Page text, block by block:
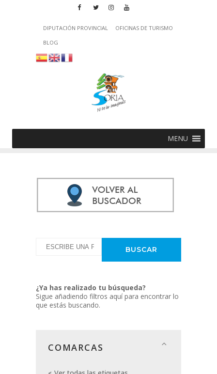
DIPUTACIÓN PROVINCIAL
OFICINAS DE TURISMO
BLOG
MENU
¿Ya has realizado tu búsqueda?
Sigue añadiendo filtros aquí para encontrar lo
que estás buscando.
COMARCAS